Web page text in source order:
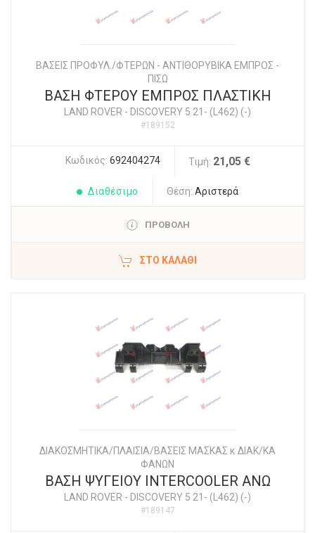
ΒΑΣΕΙΣ ΠΡΟΦΥΛ./ΦΤΕΡΩΝ - ΑΝΤΙΘΟΡΥΒΙΚΑ ΕΜΠΡΟΣ -
ΠΙΣΩ
ΒΑΣΗ ΦΤΕΡΟΥ ΕΜΠΡΟΣ ΠΛΑΣΤΙΚΗ
LAND ROVER - DISCOVERY 5 21- (L462) (-)
#189152
Κωδικός: 692404274 Τιμή: 21,05 €
Διαθέσιμο Θέση: Αριστερά
ΠΡΟΒΟΛΗ
ΣΤΟ ΚΑΛΆΘΙ
ΔΙΑΚΟΣΜΗΤΙΚΑ/ΠΛΑΙΣΙΑ/ΒΑΣΕΙΣ ΜΑΣΚΑΣ κ ΔΙΑΚ/ΚΑ
ΦΑΝΩΝ
ΒΑΣΗ ΨΥΓΕΙΟΥ INTERCOOLER ΑΝΩ
LAND ROVER - DISCOVERY 5 21- (L462) (-)
#189147